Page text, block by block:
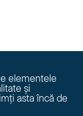
elementele
şi
asta încă de